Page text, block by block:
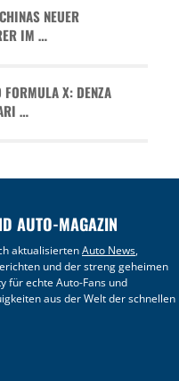
NEUER
IM …
FORMULA X: DENZA
…
AUTO-MAGAZIN
aktualisiertenAuto News,
und der streng geheimen
für echte Auto-Fans und
aus der Welt der schnellen